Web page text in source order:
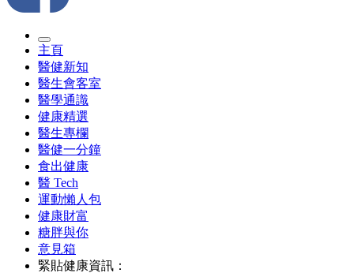
主頁
醫健新知
醫生會客室
醫學通識
健康精選
醫生專欄
醫健一分鐘
食出健康
醫 Tech
運動懶人包
健康財富
糖胖與你
意見箱
緊貼健康資訊：